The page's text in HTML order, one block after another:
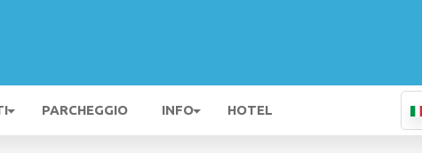
PARCHEGGIO INFO HOTEL